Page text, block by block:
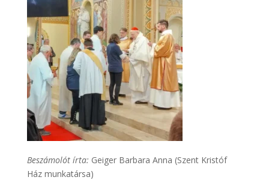
Beszámolót írta: Geiger Barbara Anna (Szent Kristóf
Ház munkatársa)